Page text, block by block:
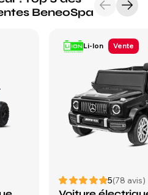
BeneoSpa
Li-Ion Vente
5(78 avis)